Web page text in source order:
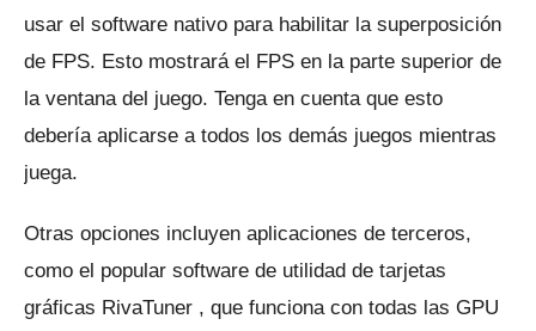
usar el software nativo para habilitar la superposición
de FPS. Esto mostrará el FPS en la parte superior de
la ventana del juego. Tenga en cuenta que esto
debería aplicarse a todos los demás juegos mientras
juega.
Otras opciones incluyen aplicaciones de terceros,
como el popular software de utilidad de tarjetas
gráficas RivaTuner , que funciona con todas las GPU